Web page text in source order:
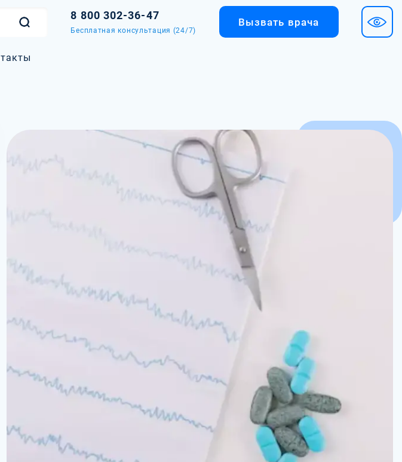
8 800 302-36-47
Бесплатная консультация (24/7)
Вызвать врача